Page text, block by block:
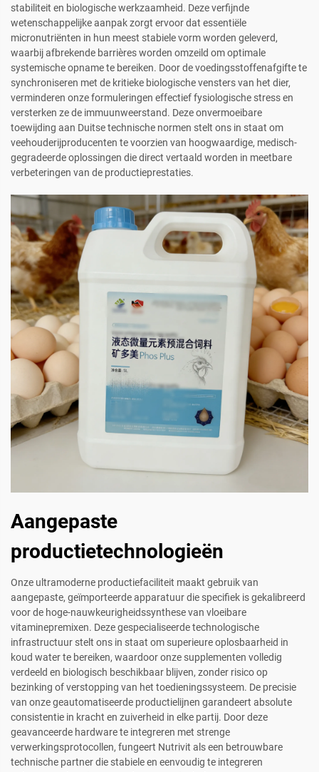
stabiliteit en biologische werkzaamheid. Deze verfijnde
wetenschappelijke aanpak zorgt ervoor dat essentiële
micronutriënten in hun meest stabiele vorm worden geleverd,
waarbij afbrekende barrières worden omzeild om optimale
systemische opname te bereiken. Door de voedingsstoffenafgifte te
synchroniseren met de kritieke biologische vensters van het dier,
verminderen onze formuleringen effectief fysiologische stress en
versterken ze de immuunweerstand. Deze onvermoeibare
toewijding aan Duitse technische normen stelt ons in staat om
veehouderijproducenten te voorzien van hoogwaardige, medisch-
gegradeerde oplossingen die direct vertaald worden in meetbare
verbeteringen van de productieprestaties.
Aangepaste
productietechnologieën
Onze ultramoderne productiefaciliteit maakt gebruik van
aangepaste, geïmporteerde apparatuur die specifiek is gekalibreerd
voor de hoge-nauwkeurigheidssynthese van vloeibare
vitaminepremixen. Deze gespecialiseerde technologische
infrastructuur stelt ons in staat om superieure oplosbaarheid in
koud water te bereiken, waardoor onze supplementen volledig
verdeeld en biologisch beschikbaar blijven, zonder risico op
bezinking of verstopping van het toedieningssysteem. De precisie
van onze geautomatiseerde productielijnen garandeert absolute
consistentie in kracht en zuiverheid in elke partij. Door deze
geavanceerde hardware te integreren met strenge
verwerkingsprotocollen, fungeert Nutrivit als een betrouwbare
technische partner die stabiele en eenvoudig te integreren